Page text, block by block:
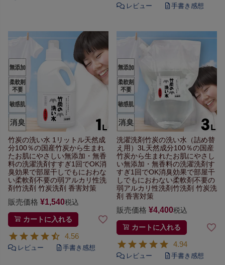
竹炭の洗い水 1リットル天然成
分100％の国産竹炭から生まれ
たお肌にやさしい無添加・無香
料の洗濯洗剤すすぎ1回でOK消
臭効果で部屋干しでもにおわな
い柔軟剤不要の弱アルカリ性洗
剤竹洗剤 竹炭洗剤 香害対策
販売価格 ¥1,540税込
カートに入れる
4.56
洗濯洗剤竹炭の洗い水（詰め替
え用）3L 天然成分100％の国産
竹炭から生まれたお肌にやさし
い無添加・無香料の洗濯洗剤す
すぎ1回でOK消臭効果で部屋干
しでもにおわない柔軟剤不要の
弱アルカリ性洗剤竹洗剤 竹炭洗
剤 香害対策
販売価格 ¥4,400税込
カートに入れる
4.94